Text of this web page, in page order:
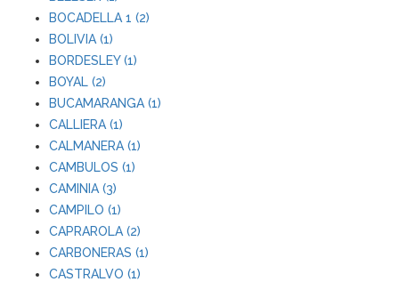
BOCADELLA 1 (2)
BOLIVIA (1)
BORDESLEY (1)
BOYAL (2)
BUCAMARANGA (1)
CALLIERA (1)
CALMANERA (1)
CAMBULOS (1)
CAMINIA (3)
CAMPILO (1)
CAPRAROLA (2)
CARBONERAS (1)
CASTRALVO (1)